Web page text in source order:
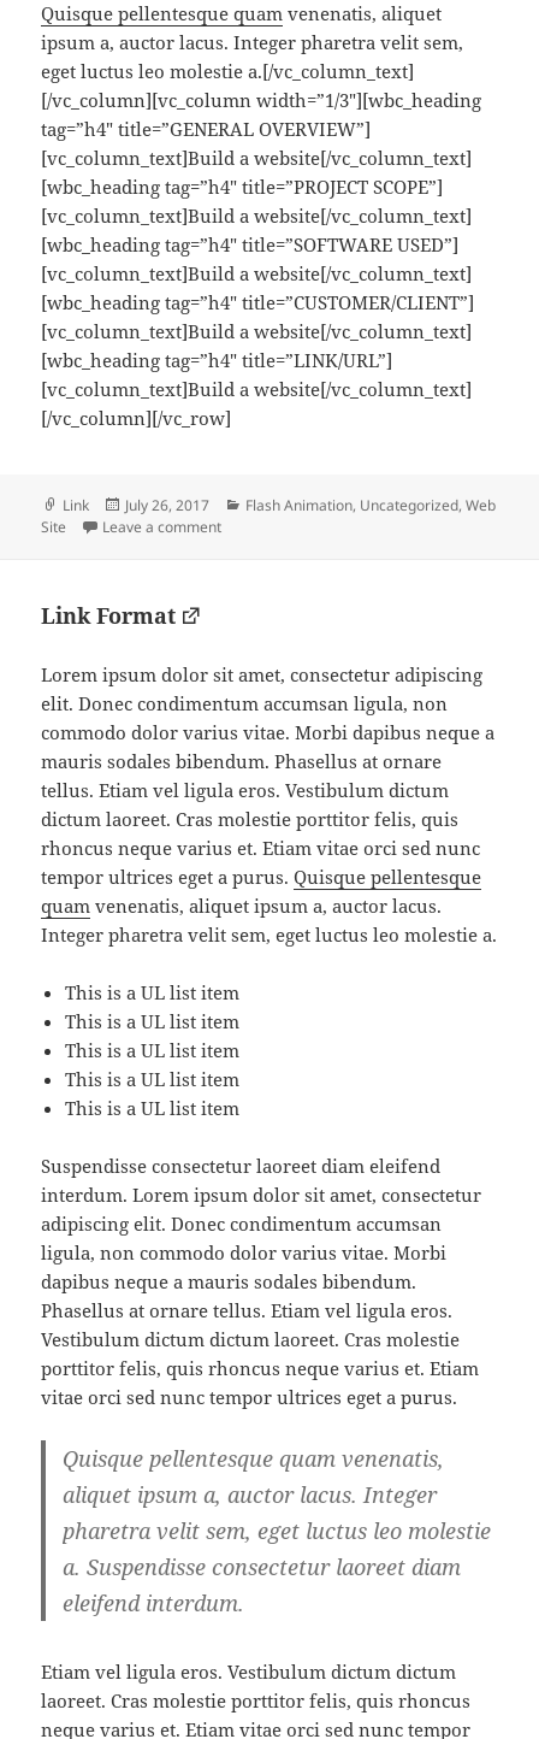
Quisque pellentesque quam venenatis, aliquet
ipsum a, auctor lacus. Integer pharetra velit sem,
eget luctus leo molestie a.[/vc_column_text]
[/vc_column][vc_column width=”1/3″][wbc_heading
tag=”h4″ title=”GENERAL OVERVIEW”]
[vc_column_text]Build a website[/vc_column_text]
[wbc_heading tag=”h4″ title=”PROJECT SCOPE”]
[vc_column_text]Build a website[/vc_column_text]
[wbc_heading tag=”h4″ title=”SOFTWARE USED”]
[vc_column_text]Build a website[/vc_column_text]
[wbc_heading tag=”h4″ title=”CUSTOMER/CLIENT”]
[vc_column_text]Build a website[/vc_column_text]
[wbc_heading tag=”h4″ title=”LINK/URL”]
[vc_column_text]Build a website[/vc_column_text]
[/vc_column][/vc_row]
Format
Link
Posted
on
July 26, 2017 Categories
Flash Animation, Uncategorized,Web
Site
Leave a commenton Ursula Cooks
Link Format
Lorem ipsum dolor sit amet, consectetur adipiscing
elit. Donec condimentum accumsan ligula, non
commodo dolor varius vitae. Morbi dapibus neque a
mauris sodales bibendum. Phasellus at ornare
tellus. Etiam vel ligula eros. Vestibulum dictum
dictum laoreet. Cras molestie porttitor felis, quis
rhoncus neque varius et. Etiam vitae orci sed nunc
tempor ultrices eget a purus.Quisque pellentesque
quam venenatis, aliquet ipsum a, auctor lacus.
Integer pharetra velit sem, eget luctus leo molestie a.
This is a UL list item
This is a UL list item
This is a UL list item
This is a UL list item
This is a UL list item
Suspendisse consectetur laoreet diam eleifend
interdum. Lorem ipsum dolor sit amet, consectetur
adipiscing elit. Donec condimentum accumsan
ligula, non commodo dolor varius vitae. Morbi
dapibus neque a mauris sodales bibendum.
Phasellus at ornare tellus. Etiam vel ligula eros.
Vestibulum dictum dictum laoreet. Cras molestie
porttitor felis, quis rhoncus neque varius et. Etiam
vitae orci sed nunc tempor ultrices eget a purus.
Quisque pellentesque quam venenatis,
aliquet ipsum a, auctor lacus. Integer
pharetra velit sem, eget luctus leo molestie
a. Suspendisse consectetur laoreet diam
eleifend interdum.
Etiam vel ligula eros. Vestibulum dictum dictum
laoreet. Cras molestie porttitor felis, quis rhoncus
neque varius et. Etiam vitae orci sednunc tempor